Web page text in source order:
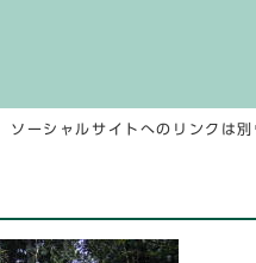
ソーシャルサイトへのリンクは